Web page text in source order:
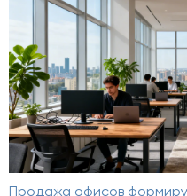
Продажа офисов